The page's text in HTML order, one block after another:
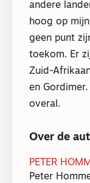
andere
hoog op
geen punt
toekom. Er
Zuid-
en
overal.
Over de
PETER
Peter